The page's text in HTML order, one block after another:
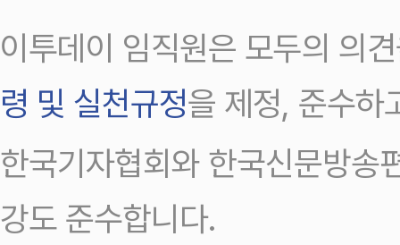
이투데이 임직원은 모두의 의
령 및 실천규정을 제정, 준수하
한국기자협회와 한국신문방송
강도 준수합니다.